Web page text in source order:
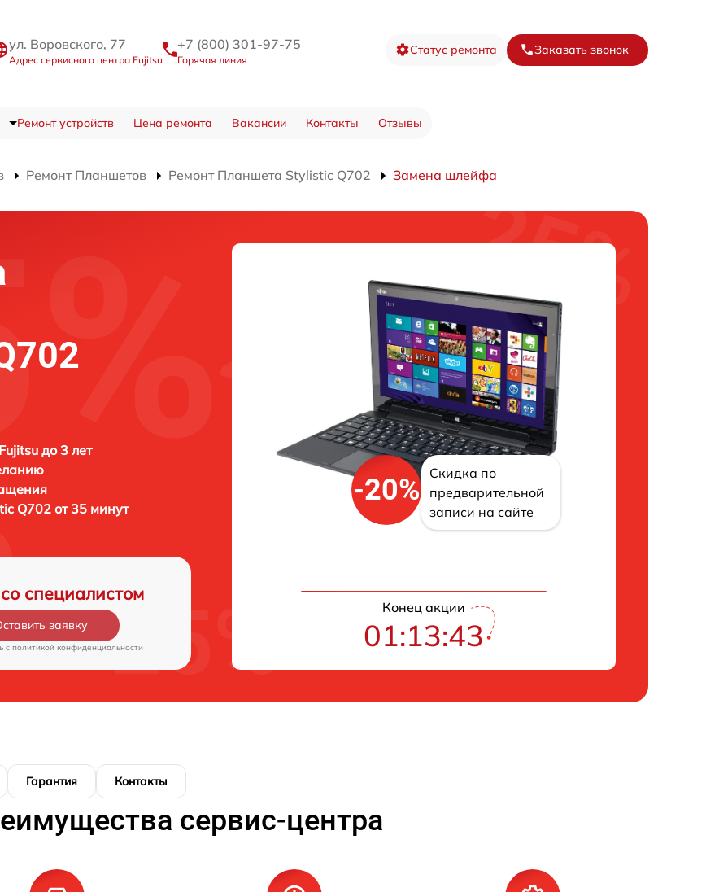
ул. Воровского, 77
Адрес сервисного центра Fujitsu
+7 (800) 301-97-75
Горячая линия
Статус ремонта Заказать звонок
Ремонт устройств Цена ремонта Вакансии Контакты Отзывы
Ремонт Планшетов Ремонт Планшета Stylistic Q702 Замена шлейфа
до 3 лет
Q702 от 35 минут
специалистом
заявку
c политикой конфиденциальности
-20%
Скидка по
предварительной
записи на сайте
Конец акции
01:13:42
Гарантия Контакты
сервис-центра